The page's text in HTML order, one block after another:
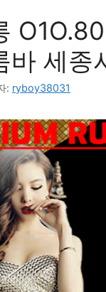
바 세종
: ryboy38031